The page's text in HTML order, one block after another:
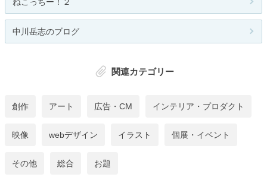
中川岳志のブログ
関連カテゴリー
創作 アート 広告・CM インテリア・プロダクト
映像 webデザイン イラスト 個展・イベント
その他 総合 お題